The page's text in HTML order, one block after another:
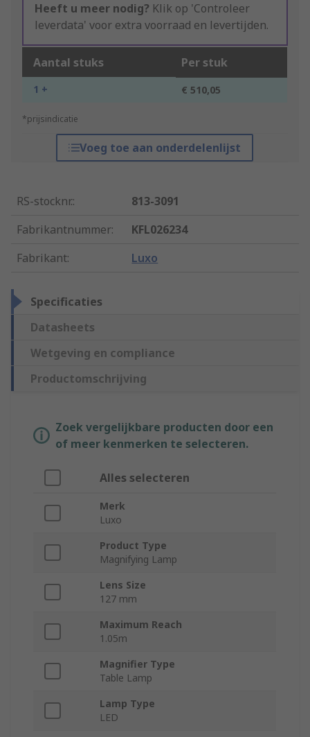
Heeft u meer nodig? Klik op 'Controleer
leverdata' voor extra voorraad en levertijden.
Aantal stuks Per stuk
1 + € 510,05
*prijsindicatie
Voeg toe aan onderdelenlijst
RS-stocknr.:
813-3091
Fabrikantnummer:
KFL026234
Fabrikant: Luxo
Specificaties
Datasheets
Wetgeving en compliance
Productomschrijving
Zoek vergelijkbare producten door een
of meer kenmerken te selecteren.
Alles selecteren
Merk
Luxo
Product Type
Magnifying Lamp
Lens Size
127 mm
Maximum Reach
1.05m
Magnifier Type
Table Lamp
Lamp Type
LED